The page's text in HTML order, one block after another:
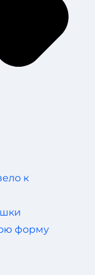
к
форму